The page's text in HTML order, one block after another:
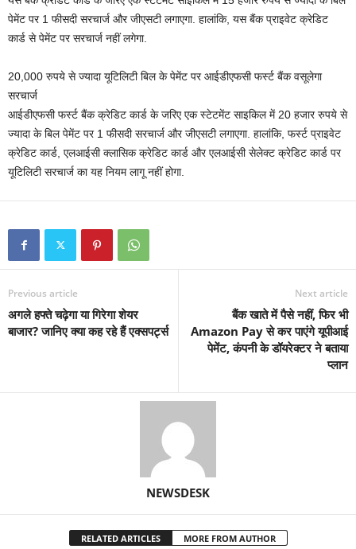
पेमेंट पर 1 फीसदी सरचार्ज और जीएसटी लगाएगा. हालांकि, यस बैंक प्राइवेट क्रेडिट
कार्ड से पेमेंट पर सरचार्ज नहीं लगेगा.
20,000 रुपये से ज्यादा यूटिलिटी बिल के पेमेंट पर आईडीएफसी फर्स्ट बैंक वसूलेगा
सरचार्ज
आईडीएफसी फर्स्ट बैंक क्रेडिट कार्ड के जरिए एक स्टेटमेंट साइकिल में 20 हजार रुपये से
ज्यादा के बिल पेमेंट पर 1 फीसदी सरचार्ज और जीएसटी लगाएगा. हालांकि, फर्स्ट प्राइवेट
क्रेडिट कार्ड, एलआईसी क्लासिक क्रेडिट कार्ड और एलआईसी सेलेक्ट क्रेडिट कार्ड पर
यूटिलिटी सरचार्ज का यह नियम लागू नहीं होगा.
Previous article
अगले हफ्ते चढ़ेगा या गिरेगा शेयर
बाजार? जानिए क्या कह रहे हैं एक्सपर्ट्स
Next article
बैंक खाते में पैसे नहीं, फिर भी
Amazon Pay से कर पाएंगे यूपीआई
पेमेंट, कंपनी के डॉयरेक्टर ने बताया
प्लान
NEWSDESK
RELATED ARTICLES MORE FROM AUTHOR